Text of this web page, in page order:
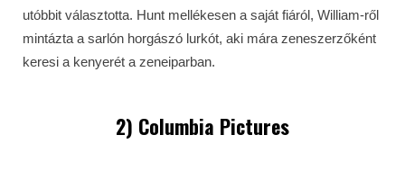
utóbbit választotta. Hunt mellékesen a saját fiáról, William-ről
mintázta a sarlón horgászó lurkót, aki mára zeneszerzőként
keresi a kenyerét a zeneiparban.
2) Columbia Pictures